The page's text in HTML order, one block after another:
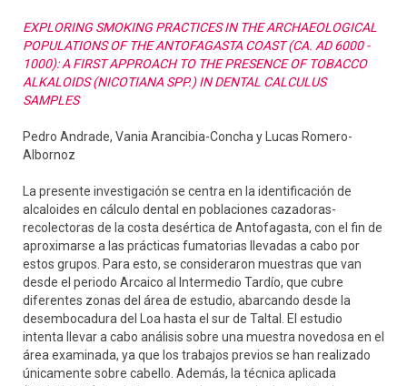
EXPLORING SMOKING PRACTICES IN THE ARCHAEOLOGICAL
POPULATIONS OF THE ANTOFAGASTA COAST (CA. AD 6000 -
1000): A FIRST APPROACH TO THE PRESENCE OF TOBACCO
ALKALOIDS (NICOTIANA SPP.) IN DENTAL CALCULUS
SAMPLES
Pedro Andrade, Vania Arancibia-Concha y Lucas Romero-
Albornoz
La presente investigación se centra en la identificación de
alcaloides en cálculo dental en poblaciones cazadoras-
recolectoras de la costa desértica de Antofagasta, con el fin de
aproximarse a las prácticas fumatorias llevadas a cabo por
estos grupos. Para esto, se consideraron muestras que van
desde el periodo Arcaico al Intermedio Tardío, que cubre
diferentes zonas del área de estudio, abarcando desde la
desembocadura del Loa hasta el sur de Taltal. El estudio
intenta llevar a cabo análisis sobre una muestra novedosa en el
área examinada, ya que los trabajos previos se han realizado
únicamente sobre cabello. Además, la técnica aplicada